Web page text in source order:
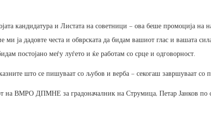
кандидатура и Листата на советници – ова беше промоција на
ја дадовте честа и обврската да бидам вашиот глас и вашата
постојано меѓу луѓето и ќе работам со срце и одговорност.
што се пишуваат со љубов и верба – секогаш завршуваат со
на ВМРО ДПМНЕ за градоначалник на Струмица, Петар Јанков по